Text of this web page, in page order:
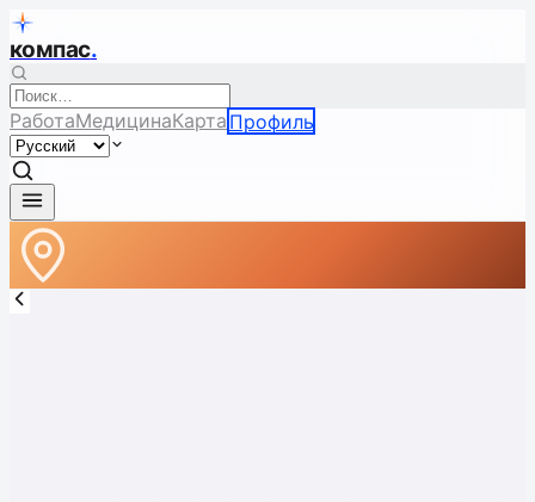
компас.
РаботаМедицинаКарта Профиль